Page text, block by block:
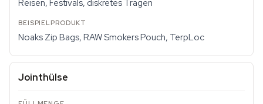
Reisen, Festivals, diskretes Tragen
Noaks Zip Bags, RAW Smokers Pouch, TerpLoc
Jointhülse